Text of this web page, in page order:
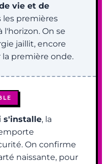
vie et de
les premières
l'horizon. On se
jaillit, encore
première onde.
s'installe, la
On confirme
naissante, pour